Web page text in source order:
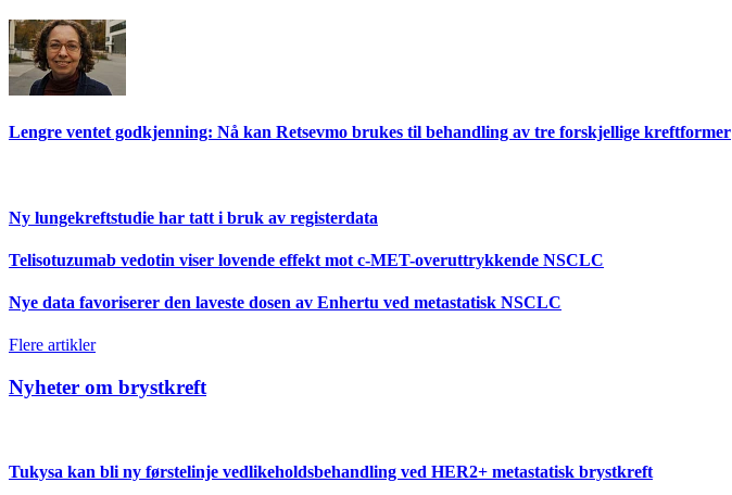
Lengre ventet godkjenning: Nå kan Retsevmo brukes til behandling av tre forskjellige kreftformer
Ny lungekreftstudie har tatt i bruk av registerdata
Telisotuzumab vedotin viser lovende effekt mot c-MET-overuttrykkende NSCLC
Nye data favoriserer den laveste dosen av Enhertu ved metastatisk NSCLC
Flere artikler
Nyheter om brystkreft
Tukysa kan bli ny førstelinje vedlikeholdsbehandling ved HER2+ metastatisk brystkreft